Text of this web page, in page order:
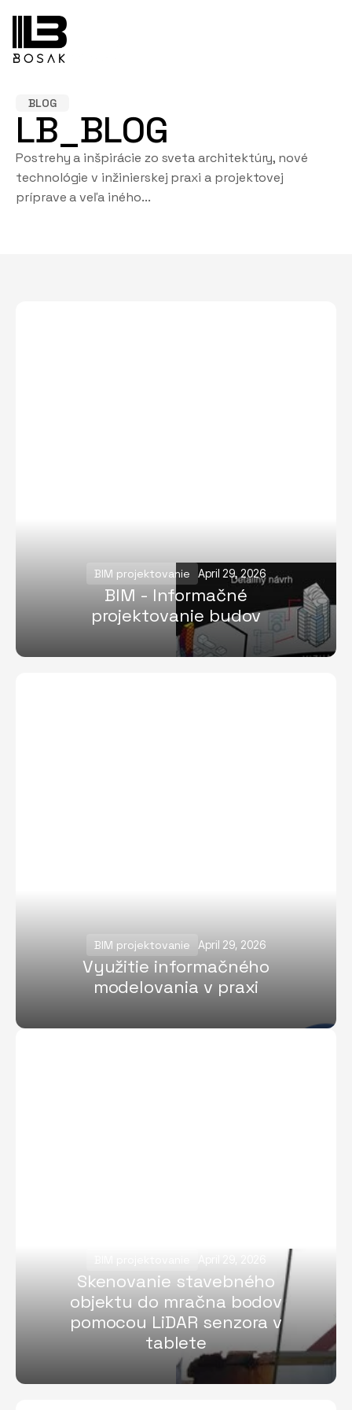
BLOG
LB_BLOG
Postrehy a inšpirácie zo sveta architektúry, nové
technológie v inžinierskej praxi a projektovej
príprave a veľa iného...
BIM projektovanie April 29, 2026
BIM - Informačné
projektovanie budov
BIM projektovanie April 29, 2026
Využitie informačného
modelovania v praxi
Skenovanie stavebného
objektu do mračna bodov
pomocou LiDAR senzora v
tablete